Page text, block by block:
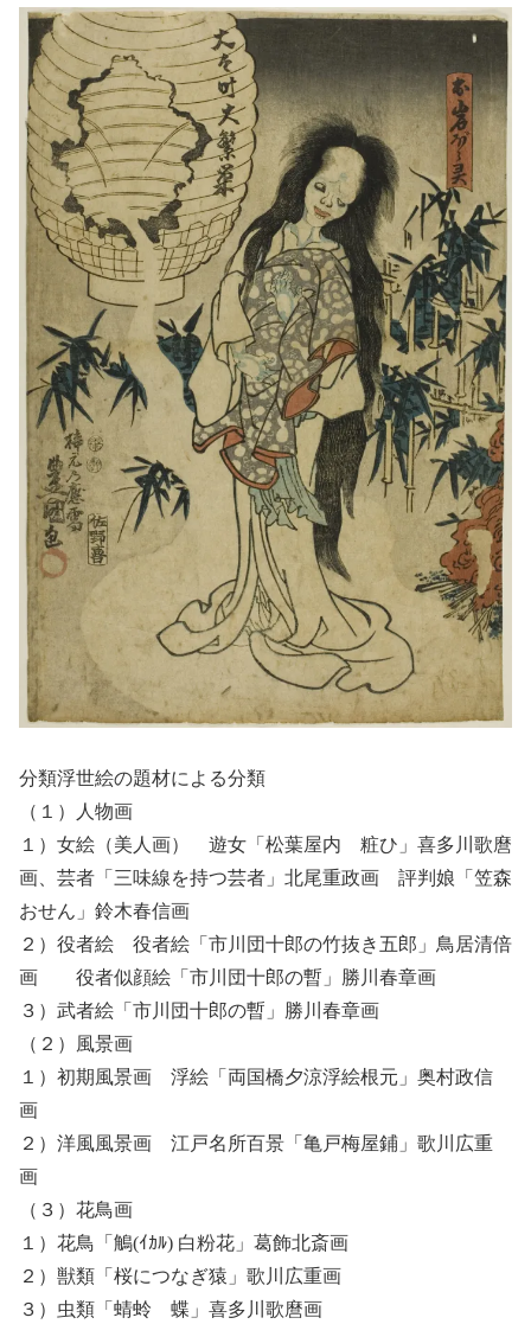
分類浮世絵の題材による分類
（１）人物画
１）女絵（美人画） 遊女「松葉屋内 粧ひ」喜多川歌麿
画、芸者「三味線を持つ芸者」北尾重政画 評判娘「笠森
おせん」鈴木春信画
２）役者絵 役者絵「市川団十郎の竹抜き五郎」鳥居清倍
画 役者似顔絵「市川団十郎の暫」勝川春章画
３）武者絵「市川団十郎の暫」勝川春章画
（２）風景画
１）初期風景画 浮絵「両国橋夕涼浮絵根元」奥村政信
画
２）洋風風景画 江戸名所百景「亀戸梅屋鋪」歌川広重
画
（３）花鳥画
１）花鳥「鵤(ｲｶﾙ) 白粉花」葛飾北斎画
２）獣類「桜につなぎ猿」歌川広重画
３）虫類「蜻蛉 蝶」喜多川歌麿画